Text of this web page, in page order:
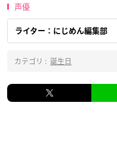
声優
ライター：にじめん編集部
カテゴリ : 誕生日